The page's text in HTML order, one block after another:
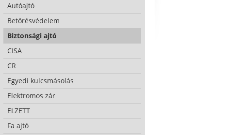
Autóajtó
Betörésvédelem
Biztonsági ajtó
CISA
CR
Egyedi kulcsmásolás
Elektromos zár
ELZETT
Fa ajtó